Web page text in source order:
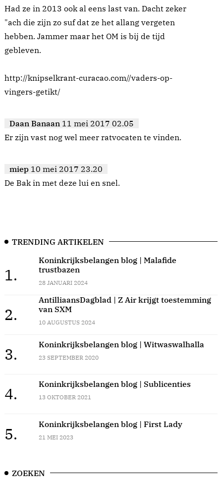
Had ze in 2013 ook al eens last van. Dacht zeker
"ach die zijn zo suf dat ze het allang vergeten
hebben. Jammer maar het OM is bij de tijd
gebleven.
http://knipselkrant-curacao.com//vaders-op-
vingers-getikt/
Daan Banaan 11 mei 2017 02.05
Er zijn vast nog wel meer ratvocaten te vinden.
miep 10 mei 2017 23.20
De Bak in met deze lui en snel.
TRENDING ARTIKELEN
1.
Koninkrijksbelangen blog | Malafide
trustbazen
28 JANUARI 2024
2.
AntilliaansDagblad | Z Air krijgt toestemming
van SXM
10 AUGUSTUS 2024
3.
Koninkrijksbelangen blog | Witwaswalhalla
23 SEPTEMBER 2020
4.
Koninkrijksbelangen blog | Sublicenties
13 OKTOBER 2021
5.
Koninkrijksbelangen blog | First Lady
21 MEI 2023
ZOEKEN